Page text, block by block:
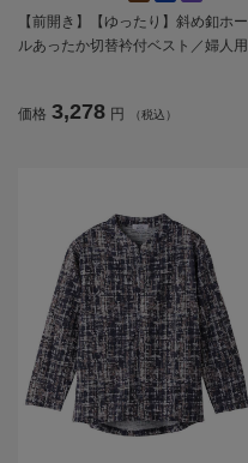
【前開き】【ゆったり】斜め釦ホー
ルあったか切替衿付ベスト／婦人用
価格 3,278 円 （税込）